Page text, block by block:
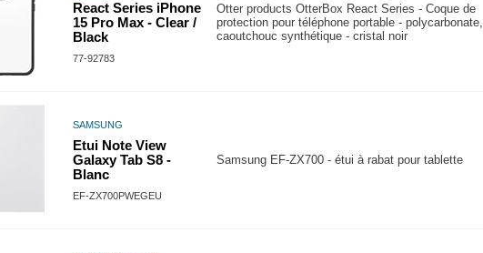
React Series iPhone
15 Pro Max - Clear /
Black
77-92783
Otter products OtterBox React Series - Coque de
protection pour téléphone portable - polycarbonate,
caoutchouc synthétique - cristal noir
SAMSUNG
Etui Note View
Galaxy Tab S8 -
Blanc
EF-ZX700PWEGEU
Samsung EF-ZX700 - étui à rabat pour tablette